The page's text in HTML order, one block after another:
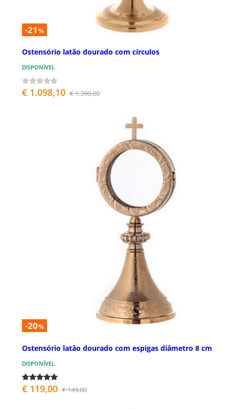
-21 %
Ostensório latão dourado com círculos
DISPONÍVEL
€ 1.098,10 € 1.390,00
-20%
Ostensório latão dourado com espigas diâmetro 8 cm
DISPONÍVEL
€ 119,00 € 149,00